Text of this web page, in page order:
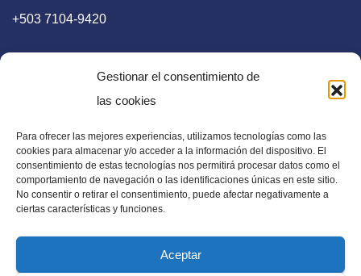
Gestionar el consentimiento de
las cookies
Para ofrecer las mejores experiencias, utilizamos tecnologías como las
cookies para almacenar y/o acceder a la información del dispositivo. El
consentimiento de estas tecnologías nos permitirá procesar datos como el
comportamiento de navegación o las identificaciones únicas en este sitio.
No consentir o retirar el consentimiento, puede afectar negativamente a
ciertas características y funciones.
Aceptar
+503 7104-9420
E-mail
diaadia.redaccion@gmail.com